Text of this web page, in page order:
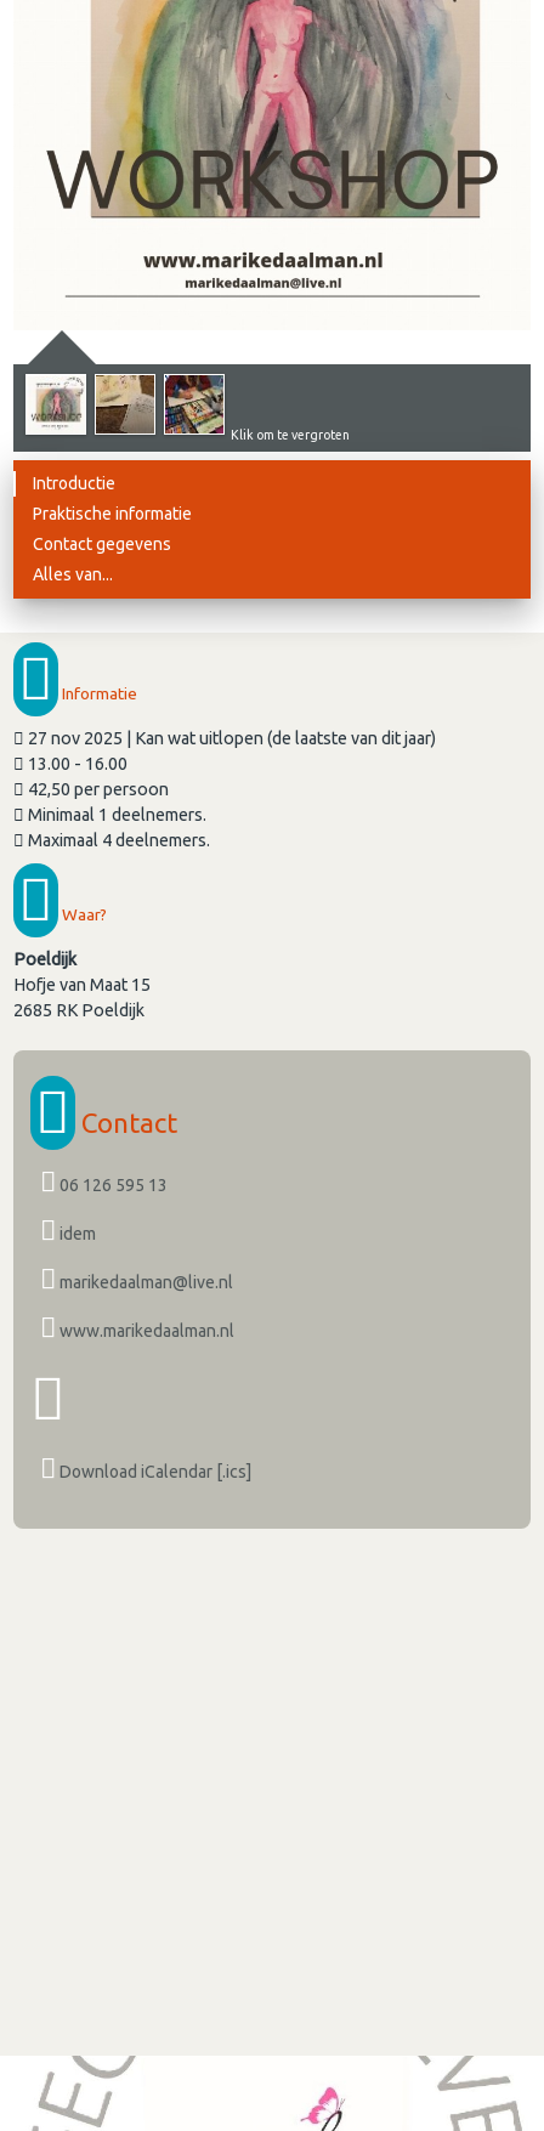
Klik om te vergroten
Introductie
Praktische informatie
Contact gegevens
Alles van...
Informatie
27 nov 2025 | Kan wat uitlopen (de laatste van dit jaar)
13.00 - 16.00
42,50 per persoon
Minimaal 1 deelnemers.
Maximaal 4 deelnemers.
Waar?
Poeldijk
Hofje van Maat 15
2685 RK Poeldijk
Contact
06 126 595 13
idem
marikedaalman@live.nl
www.marikedaalman.nl
Download iCalendar [.ics]